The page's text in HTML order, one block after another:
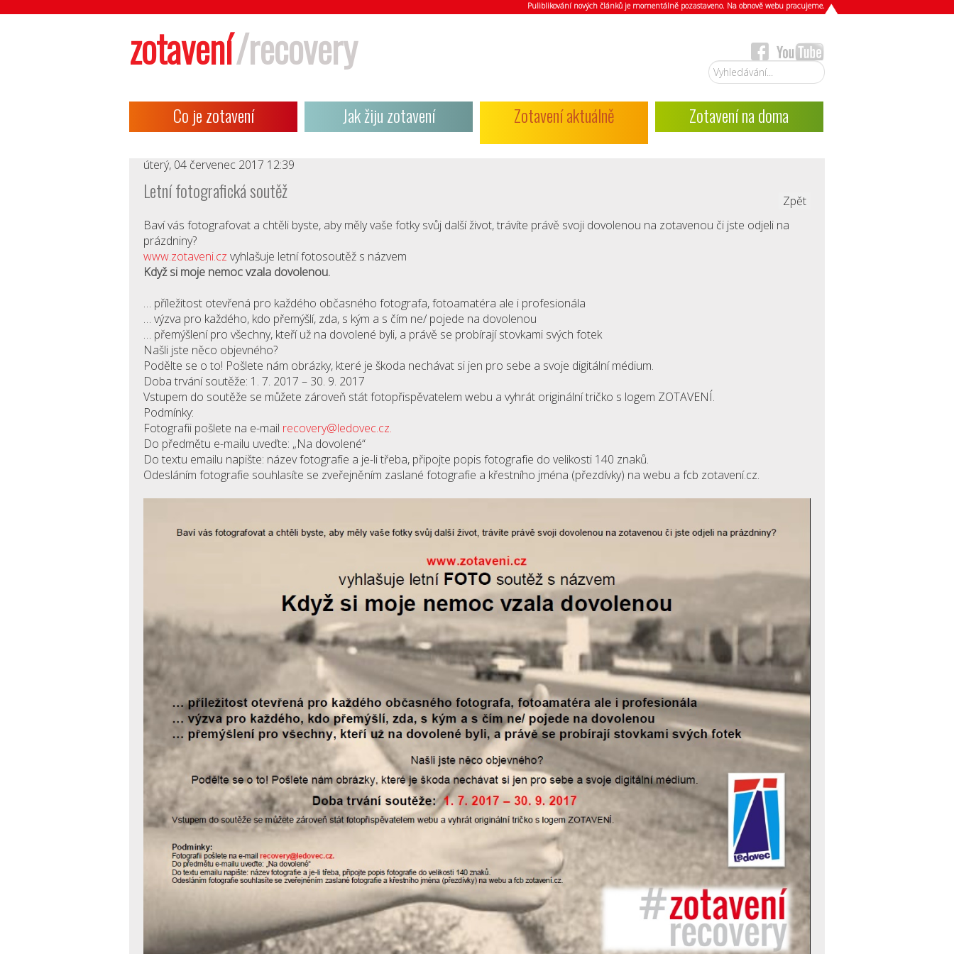
Puliblikování nových článků je momentálně pozastaveno. Na obnově webu pracujeme.
zotavení/recovery Vyhledávání...
Co je zotavení Jak žiju zotavení Zotavení aktuálně Zotavení na doma
úterý, 04 červenec 2017 12:39
Letní fotografická soutěž
Zpět
Baví vás fotografovat a chtěli byste, aby měly vaše fotky svůj další život, trávíte právě svoji dovolenou na zotavenou či jste odjeli na
prázdniny?
www.zotaveni.cz vyhlašuje letní fotosoutěž s názvem
Když si moje nemoc vzala dovolenou.
… příležitost otevřená pro každého občasného fotografa, fotoamatéra ale i profesionála
… výzva pro každého, kdo přemýšlí, zda, s kým a s čím ne/ pojede na dovolenou
… přemýšlení pro všechny, kteří už na dovolené byli, a právě se probírají stovkami svých fotek
Našli jste něco objevného?
Podělte se o to! Pošlete nám obrázky, které je škoda nechávat si jen pro sebe a svoje digitální médium.
Doba trvání soutěže: 1. 7. 2017 – 30. 9. 2017
Vstupem do soutěže se můžete zároveň stát fotopřispěvatelem webu a vyhrát originální tričko s logem ZOTAVENÍ.
Podmínky:
Fotografii pošlete na e-mail recovery@ledovec.cz.
Do předmětu e-mailu uveďte: „Na dovolené“
Do textu emailu napište: název fotografie a je-li třeba, připojte popis fotografie do velikosti 140 znaků.
Odesláním fotografie souhlasíte se zveřejněním zaslané fotografie a křestního jména (přezdívky) na webu a fcb zotavení.cz.